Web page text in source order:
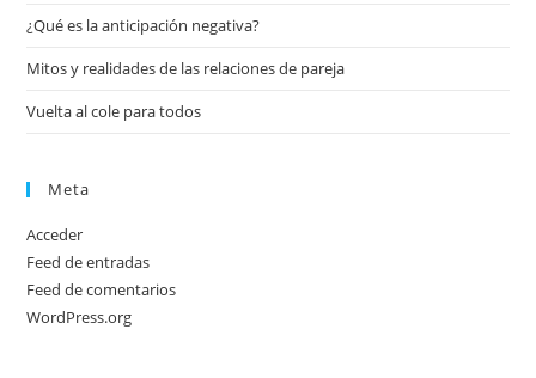
¿Qué es la anticipación negativa?
Mitos y realidades de las relaciones de pareja
Vuelta al cole para todos
Meta
Acceder
Feed de entradas
Feed de comentarios
WordPress.org